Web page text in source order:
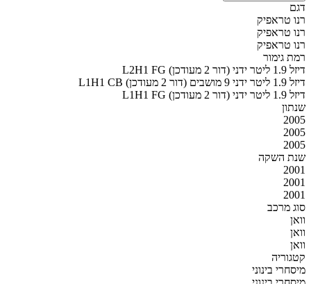
דגם
רנו טראפיק
רנו טראפיק
רנו טראפיק
רמת גימור
L2H1 FG דיזל 1.9 ליטר ידני (דור 2 מעודכן)
L1H1 CB דיזל 1.9 ליטר ידני 9 מושבים (דור 2 מעודכן)
L1H1 FG דיזל 1.9 ליטר ידני (דור 2 מעודכן)
שנתון
2005
2005
2005
שנת השקה
2001
2001
2001
סוג מרכב
וואן
וואן
וואן
קטגוריה
מיסחרי בינוני